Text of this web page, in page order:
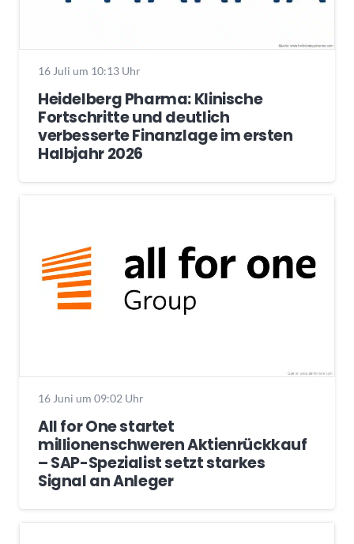
16 Juli um 10:13 Uhr
Heidelberg Pharma: Klinische
Fortschritte und deutlich
verbesserte Finanzlage im ersten
Halbjahr 2026
16 Juni um 09:02 Uhr
All for One startet
millionenschweren Aktienrückkauf
– SAP-Spezialist setzt starkes
Signal an Anleger